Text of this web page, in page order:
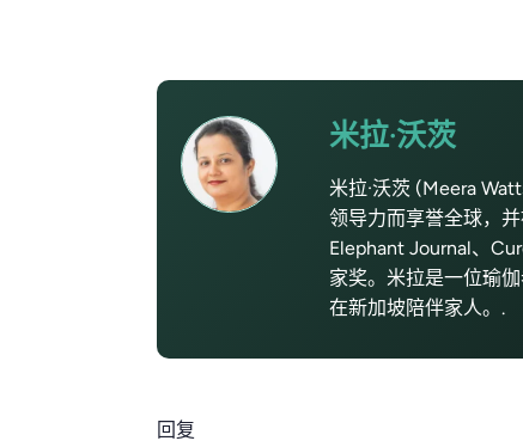
米拉·沃茨
米拉·沃茨 (Meera
领导力而享誉全球，
Elephant Journal、
家奖。米拉是一位瑜
在新加坡陪伴家人。.
回复